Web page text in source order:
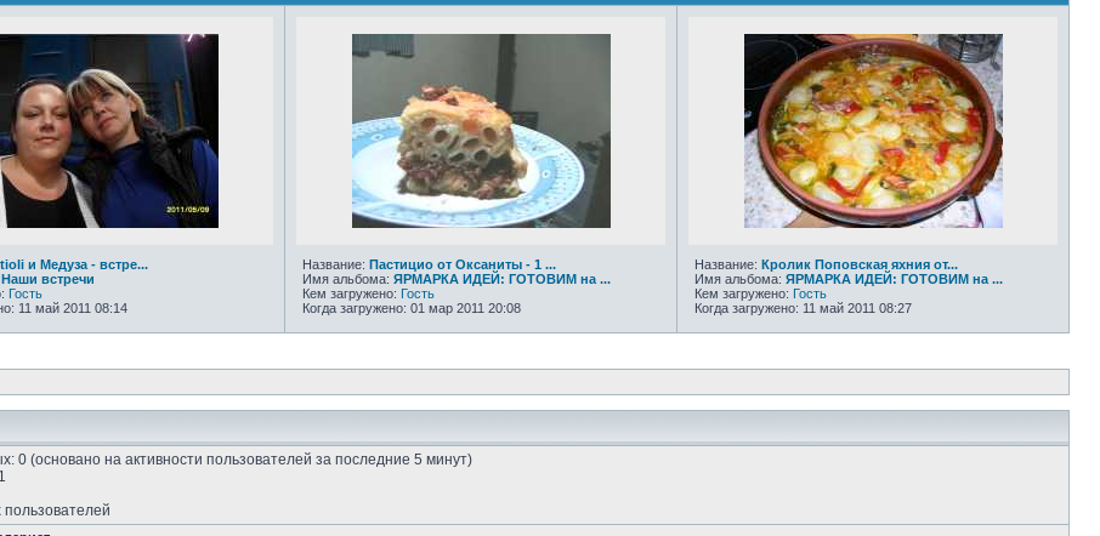
и Медуза - встре...
Наши встречи
Гость
11 май 2011 08:14
Название: Пастицио от Оксаниты - 1 ...
Имя альбома: ЯРМАРКА ИДЕЙ: ГОТОВИМ на ...
Кем загружено: Гость
Когда загружено: 01 мар 2011 20:08
Название: Кролик Поповская яхния от...
Имя альбома: ЯРМАРКА ИДЕЙ: ГОТОВИМ на ...
Кем загружено: Гость
Когда загружено: 11 май 2011 08:27
0 (основано на активности пользователей за последние 5 минут)